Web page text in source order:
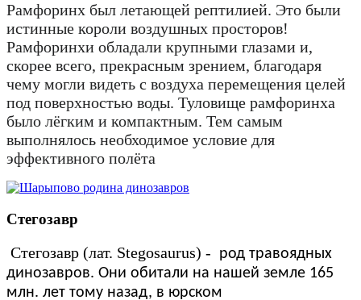
Рамфоринх был летающей рептилией. Это были
истинные короли воздушных просторов!
Рамфоринхи обладали крупными глазами и,
скорее всего, прекрасным зрением, благодаря
чему могли видеть с воздуха перемещения целей
под поверхностью воды. Туловище рамфоринха
было лёгким и компактным. Тем самым
выполнялось необходимое условие для
эффективного полёта
Стегозавр
Стегозавр (лат. Stegosaurus) - род травоядных
динозавров. Они обитали на нашей земле 165
млн. лет тому назад, в юрском